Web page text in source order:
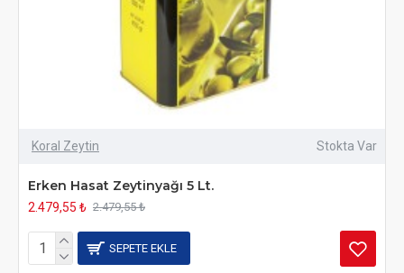
Koral Zeytin Stokta Var
Erken Hasat Zeytinyağı 5 Lt.
2.479,55 ₺ 2.479,55 ₺
SEPETE EKLE